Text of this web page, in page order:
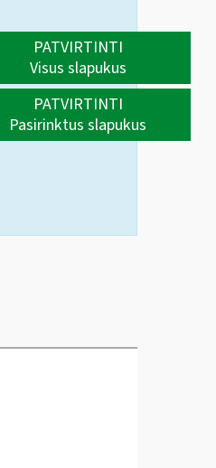
PATVIRTINTI
Visus slapukus
PATVIRTINTI
Pasirinktus slapukus